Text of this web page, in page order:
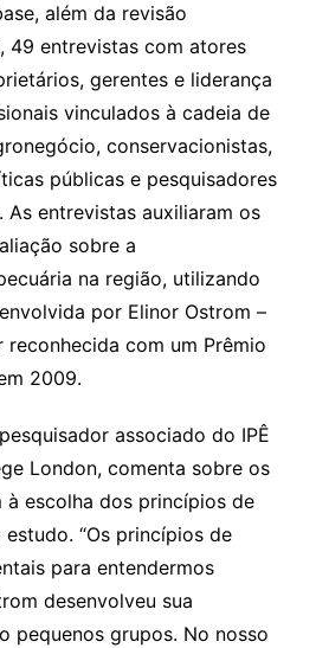
além da revisão
49 entrevistas com atores
gerentes e liderança
vinculados à cadeia de
conservacionistas,
públicas e pesquisadores
As entrevistas auxiliaram os
sobre a
na região, utilizando
por Elinor Ostrom –
reconhecida com um Prêmio
2009.
associado do IPÊ
London, comenta sobre os
à escolha dos princípios de
“Os princípios de
para entendermos
desenvolveu sua
pequenos grupos. No nosso